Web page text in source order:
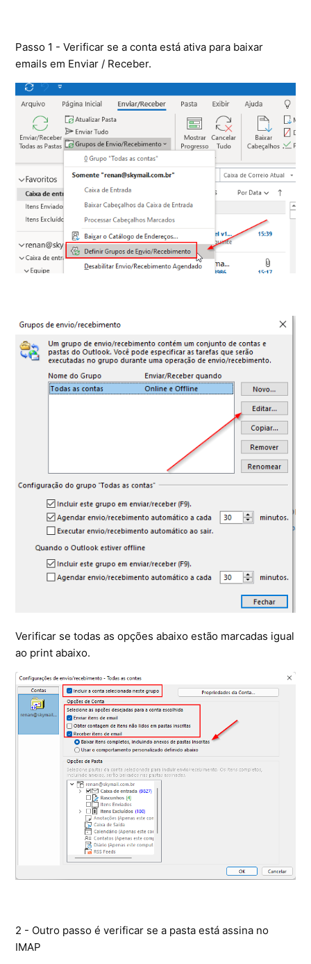
Ferramentas
Skymail Talk
Interno - Cloud Interno
Interno - CloudStack
Interno - Procedimentos Internos
Interno - Skybox
Interno - Veeam
Microsoft SQL Server
Passo 1 - Verificar se a conta está ativa para baixar
emails em Enviar / Receber.
Verificar se todas as opções abaixo estão marcadas igual
ao print abaixo.
2 - Outro passo é verificar se a pasta está assina no
IMAP